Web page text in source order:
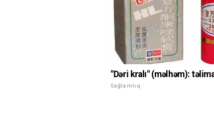
"Dəri kralı" (məlhəm):
Sağlamlıq